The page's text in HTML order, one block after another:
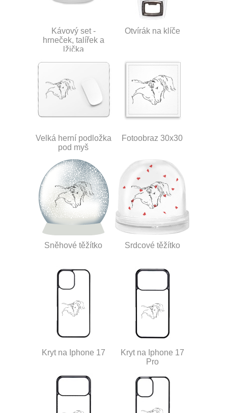
Kávový set -
hrneček, talířek a
lžička
Otvírák na klíče
Velká herní podložka
pod myš
Fotoobraz 30x30
Sněhové těžítko Srdcové těžítko
Kryt na Iphone 17
Kryt na Iphone 17
Pro